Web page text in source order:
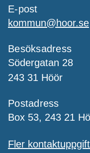
E-post
kommun@hoor.se
Besöksadress
Södergatan 28
243 31 Höör
Postadress
Box 53, 243 21
Fler